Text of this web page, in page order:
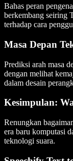
Bahas peran
berkembang seiring
terhadap cara
Masa Depan
Prediksi arah masa
dengan melihat
dalam desain
Kesimpulan:
Renungkan
era baru komputasi
teknologi suara.